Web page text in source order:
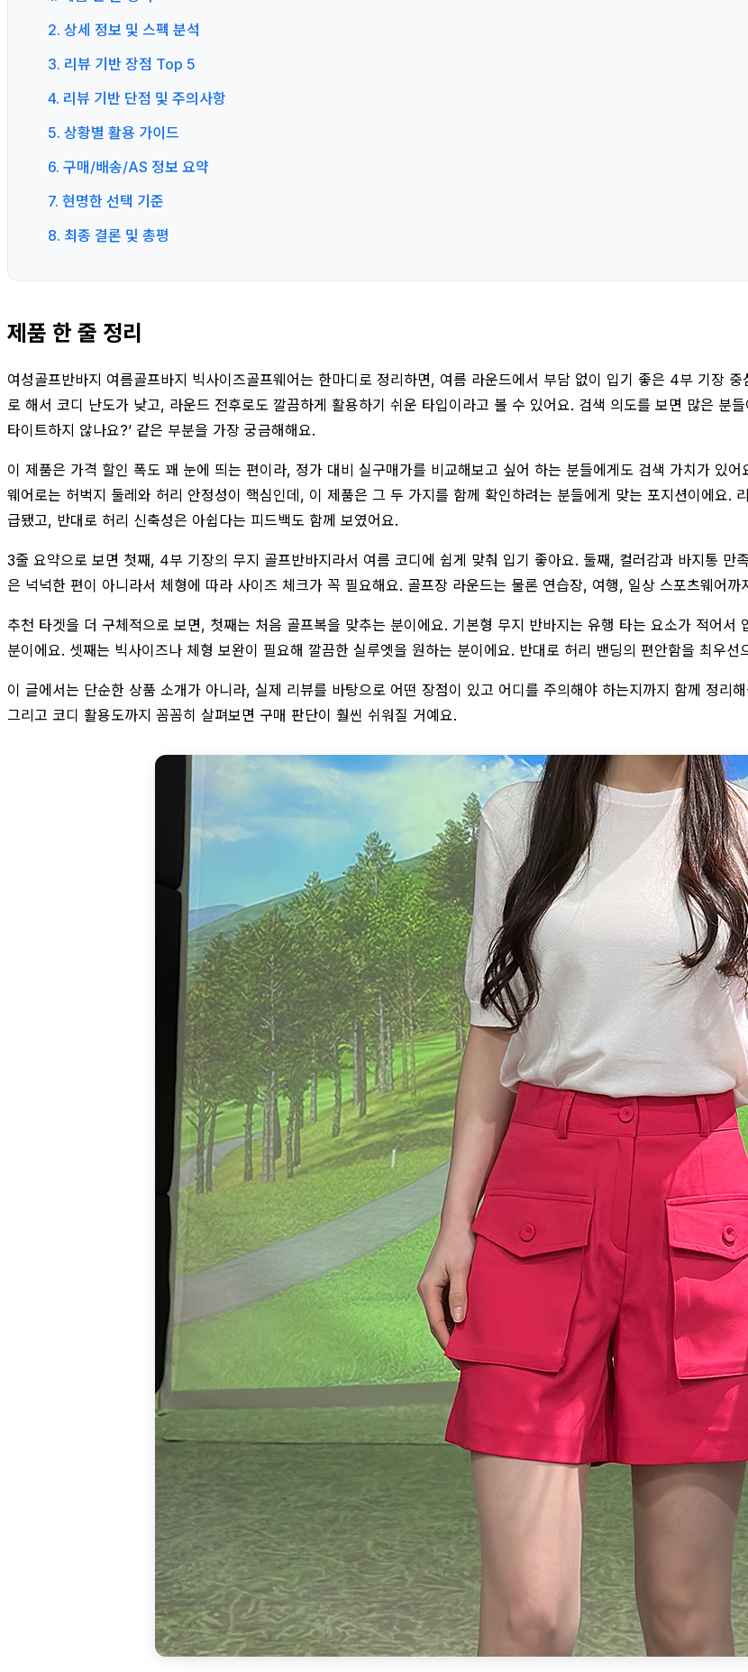
2. 상세 정보 및 스펙 분석
3. 리뷰 기반 장점 Top 5
4. 리뷰 기반 단점 및 주의사항
5. 상황별 활용 가이드
6. 구매/배송/AS 정보 요약
7. 현명한 선택 기준
8. 최종 결론 및 총평
제품 한 줄 정리
여성골프반바지 여름골프바지 빅사이즈골프웨어는 한마디로 정리하면, 여름 라운드에서 부담 없이 입기 좋은 4부 기장
로 해서 코디 난도가 낮고, 라운드 전후로도 깔끔하게 활용하기 쉬운 타입이라고 볼 수 있어요. 검색 의도를 보면 많은 분들
타이트하지 않나요?’ 같은 부분을 가장 궁금해해요.
이 제품은 가격 할인 폭도 꽤 눈에 띄는 편이라, 정가 대비 실구매가를 비교해보고 싶어 하는 분들에게도 검색 가치가 있
웨어로는 허벅지 둘레와 허리 안정성이 핵심인데, 이 제품은 그 두 가지를 함께 확인하려는 분들에게 맞는 포지션이에요.
급됐고, 반대로 허리 신축성은 아쉽다는 피드백도 함께 보였어요.
3줄 요약으로 보면 첫째, 4부 기장의 무지 골프반바지라서 여름 코디에 쉽게 맞춰 입기 좋아요. 둘째, 컬러감과 바지통 만
은 넉넉한 편이 아니라서 체형에 따라 사이즈 체크가 꼭 필요해요. 골프장 라운드는 물론 연습장, 여행, 일상 스포츠웨어
추천 타겟을 더 구체적으로 보면, 첫째는 처음 골프복을 맞추는 분이에요. 기본형 무지 반바지는 유행 타는 요소가 적어
분이에요. 셋째는 빅사이즈나 체형 보완이 필요해 깔끔한 실루엣을 원하는 분이에요. 반대로 허리 밴딩의 편안함을 최우
이 글에서는 단순한 상품 소개가 아니라, 실제 리뷰를 바탕으로 어떤 장점이 있고 어디를 주의해야 하는지까지 함께 정리
그리고 코디 활용도까지 꼼꼼히 살펴보면 구매 판단이 훨씬 쉬워질 거예요.